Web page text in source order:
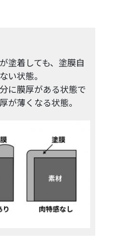
塗着しても、塗膜自
い状態。
に膜厚がある状態で
が薄くなる状態。